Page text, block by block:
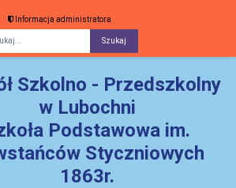
Informacja administratora
Szkolno - Przedszkolny
w Lubochni
Podstawowa im.
Styczniowych
1863r.